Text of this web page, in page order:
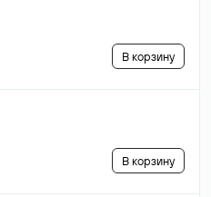
В корзину
В корзину